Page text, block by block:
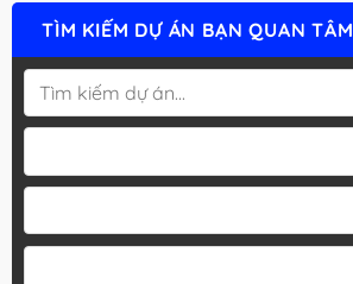
TÌM KIẾM DỰ ÁN BẠN QUAN TÂM